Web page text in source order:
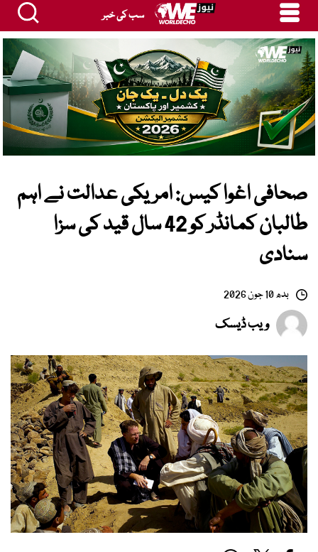
سب کی خبر
صحافی اغوا کیس: امریکی عدالت نے اہم
طالبان کمانڈر کو 42 سال قید کی سزا
سنادی
بدھ 10 جون 2026
ویب ڈیسک